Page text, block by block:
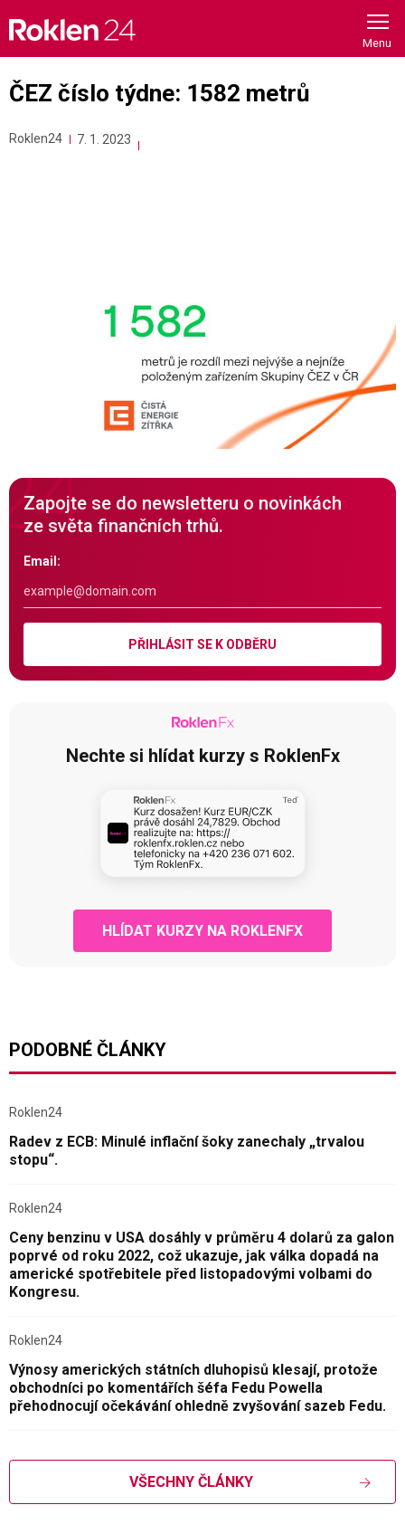
content
ČEZ číslo týdne: 1582 metrů
Roklen24 7. 1. 2023
Zapojte se do newsletteru o novinkách
ze světa finančních trhů.
Email:
PŘIHLÁSIT SE K ODBĚRU
Nechte si hlídat kurzy s RoklenFx
HLÍDAT KURZY NA ROKLENFX
PODOBNÉ ČLÁNKY
Roklen24
Radev z ECB: Minulé inflační šoky zanechaly „trvalou
stopu“.
Roklen24
Ceny benzinu v USA dosáhly v průměru 4 dolarů za galon
poprvé od roku 2022, což ukazuje, jak válka dopadá na
americké spotřebitele před listopadovými volbami do
Kongresu.
Roklen24
Výnosy amerických státních dluhopisů klesají, protože
obchodníci po komentářích šéfa Fedu Powella
přehodnocují očekávání ohledně zvyšování sazeb Fedu.
VŠECHNY ČLÁNKY